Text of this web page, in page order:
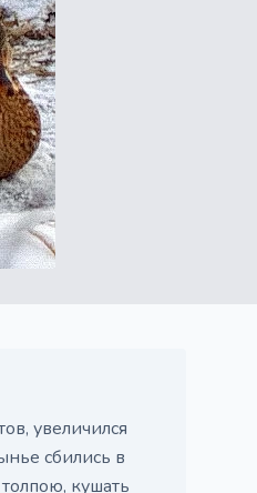
увеличился
сбились в
кушать